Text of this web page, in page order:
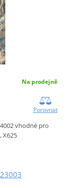
Na prodejně
Porovnat
vhodné pro
X625